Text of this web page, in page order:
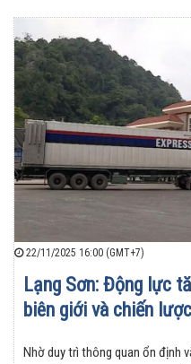
22/11/2025 16:00 (GMT+7)
Lạng Sơn: Động lực
biên giới và chiến
Nhờ duy trì thông quan ổn định